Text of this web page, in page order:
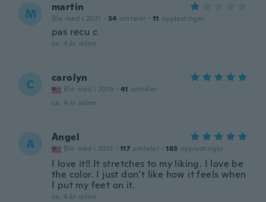
M martin
Ble med i 2021 · 34 omtaler · 11 opplastinger
pas recu c
ca. 4 år siden
C carolyn
Ble med i 2019 · 41 omtaler
ca. 4 år siden
A Angel
Ble med i 2017 · 117 omtaler · 183 opplastinger
I love it!! It stretches to my liking. I love be
the color. I just don’t like how it feels when
I put my feet on it.
ca. 4 år siden